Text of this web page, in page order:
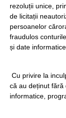
rezoluții unice,
de licitații
persoanelor
fraudulos
și date
Cu privire la
că au deținut fără
informatice,